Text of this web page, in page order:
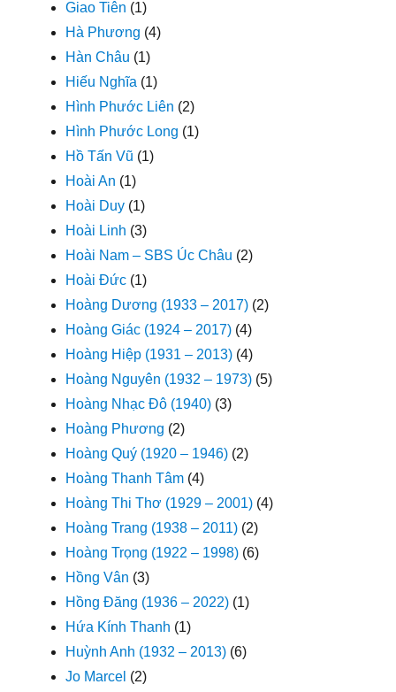
Giao Tiên (1)
Hà Phương (4)
Hàn Châu (1)
Hiếu Nghĩa (1)
Hình Phước Liên (2)
Hình Phước Long (1)
Hồ Tấn Vũ (1)
Hoài An (1)
Hoài Duy (1)
Hoài Linh (3)
Hoài Nam – SBS Úc Châu (2)
Hoài Đức (1)
Hoàng Dương (1933 – 2017) (2)
Hoàng Giác (1924 – 2017) (4)
Hoàng Hiệp (1931 – 2013) (4)
Hoàng Nguyên (1932 – 1973) (5)
Hoàng Nhạc Đô (1940) (3)
Hoàng Phương (2)
Hoàng Quý (1920 – 1946) (2)
Hoàng Thanh Tâm (4)
Hoàng Thi Thơ (1929 – 2001) (4)
Hoàng Trang (1938 – 2011) (2)
Hoàng Trọng (1922 – 1998) (6)
Hồng Vân (3)
Hồng Đăng (1936 – 2022) (1)
Hứa Kính Thanh (1)
Huỳnh Anh (1932 – 2013) (6)
Jo Marcel (2)